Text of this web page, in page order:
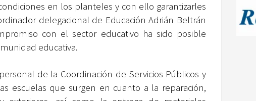
en los planteles y con ello garantizarles
delegacional de Educación Adrián Beltrán
con el sector educativo ha sido posible
educativa.
de la Coordinación de Servicios Públicos y
escuelas que surgen en cuanto a la reparación,